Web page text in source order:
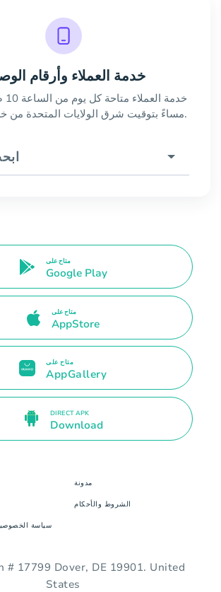
خدمة العملاء وأرقام
مساءً بتوقيت شرق الولايات المتحدة من خلال المكالمات.
متاح على
Google Play
متاح على
AppStore
متاح على
AppGallery
DIRECT APK
Download
مدونة
الشروط والأحكام
سياسة
# 17799 Dover, DE 19901. United
States